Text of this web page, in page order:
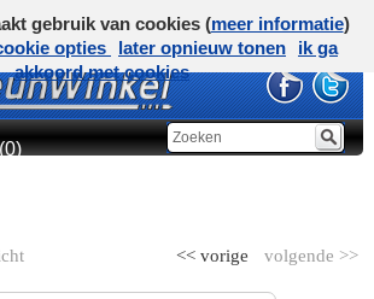
volgende >>
<< vorige
gebruik van cookies (meer informatie)
opties
later opnieuw tonen
ik ga
akkoord met cookies